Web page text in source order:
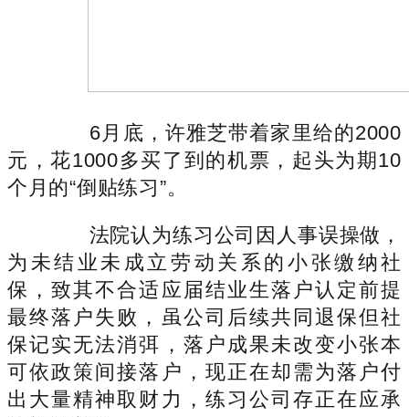
6月底，许雅芝带着家里给的2000
元，花1000多买了到的机票，起头为期10
个月的“倒贴练习”。
法院认为练习公司因人事误操做，
为未结业未成立劳动关系的小张缴纳社
保，致其不合适应届结业生落户认定前提
最终落户失败，虽公司后续共同退保但社
保记实无法消弭，落户成果未改变小张本
可依政策间接落户，现正在却需为落户付
出大量精神取财力，练习公司存正在应承